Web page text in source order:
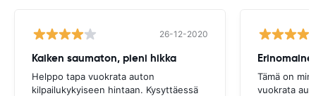
26-12-2020
Kaiken saumaton, pieni hikka
Helppo tapa vuokrata auton
kilpailukykyiseen hintaan. Kysyttäessä
Tämä on
vuokrata